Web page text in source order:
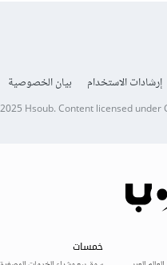
إرشادات الاستخدام بيان الخصوصية
Hsoub.Content licensed under